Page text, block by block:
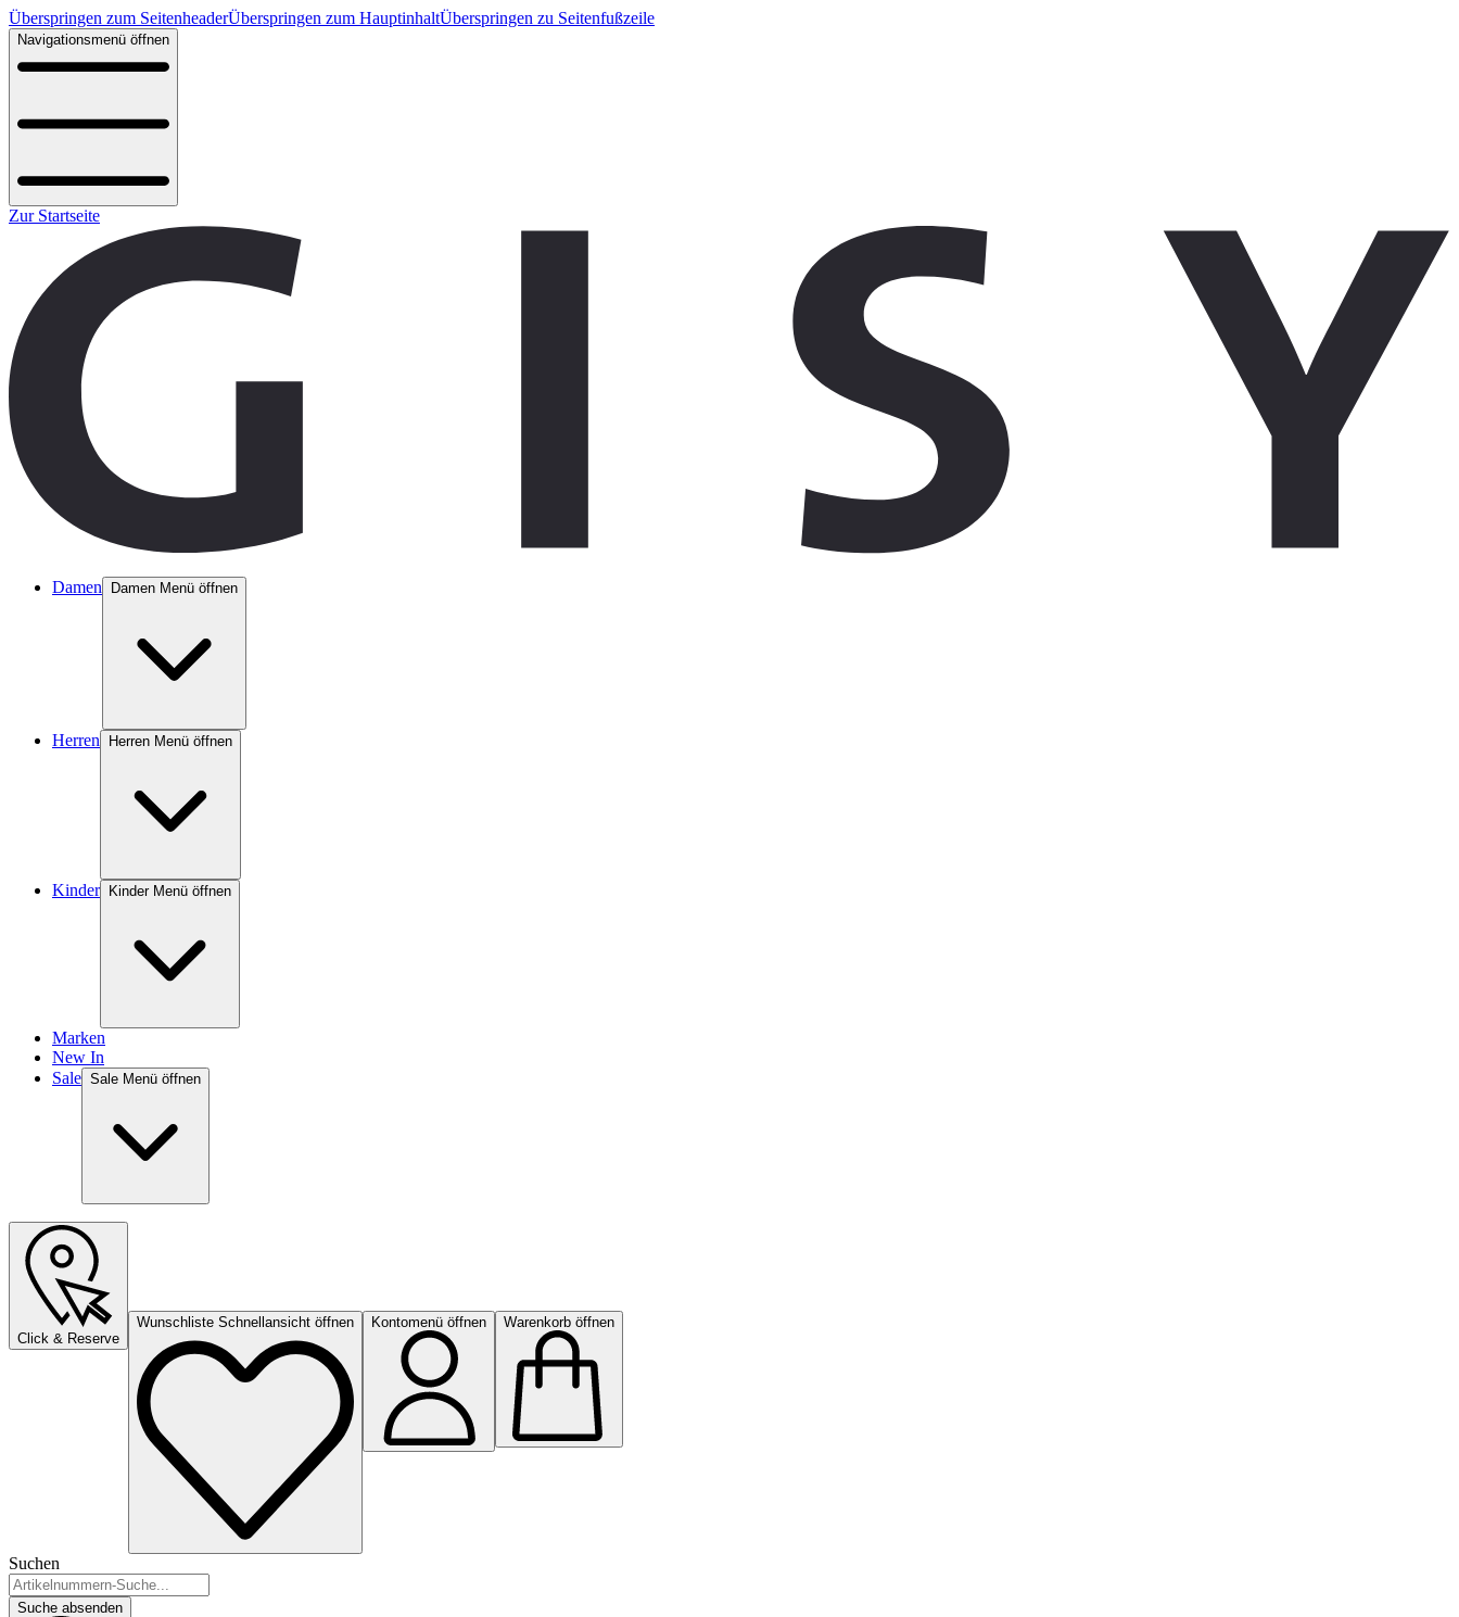
Überspringen zum SeitenheaderÜberspringen zum HauptinhaltÜberspringen zu Seitenfußzeile
Navigationsmenü öffnen
Zur Startseite
Damen Damen Menü öffnen
Herren Herren Menü öffnen
Kinder Kinder Menü öffnen
Marken
New In
Sale Sale Menü öffnen
Click & Reserve
Wunschliste Schnellansicht öffnen Kontomenü öffnen Warenkorb öffnen
Suchen
Suche absenden